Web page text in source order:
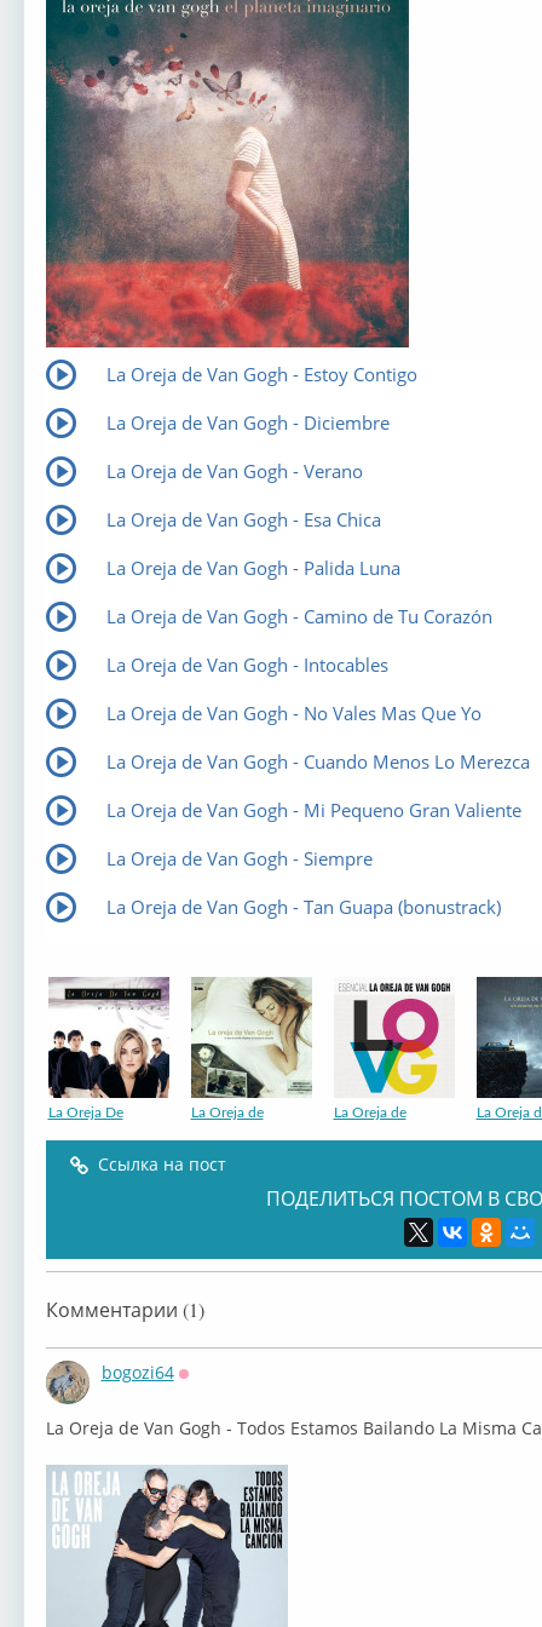
La Oreja de Van Gogh - Estoy Contigo
La Oreja de Van Gogh - Diciembre
La Oreja de Van Gogh - Verano
La Oreja de Van Gogh - Esa Chica
La Oreja de Van Gogh - Palida Luna
La Oreja de Van Gogh - Camino de Tu Corazón
La Oreja de Van Gogh - Intocables
La Oreja de Van Gogh - No Vales Mas Que Yo
La Oreja de Van Gogh - Cuando Menos Lo Merezca
La Oreja de Van Gogh - Mi Pequeno Gran Valiente
La Oreja de Van Gogh - Siempre
La Oreja de Van Gogh - Tan Guapa (bonustrack)
La Oreja De La Oreja de La Oreja de La Oreja
Ссылка на пост
ПОДЕЛИТЬСЯ ПОСТОМ В
Комментарии (1)
bogozi64
⁣La Oreja de Van Gogh - Todos Estamos Bailando La Misma